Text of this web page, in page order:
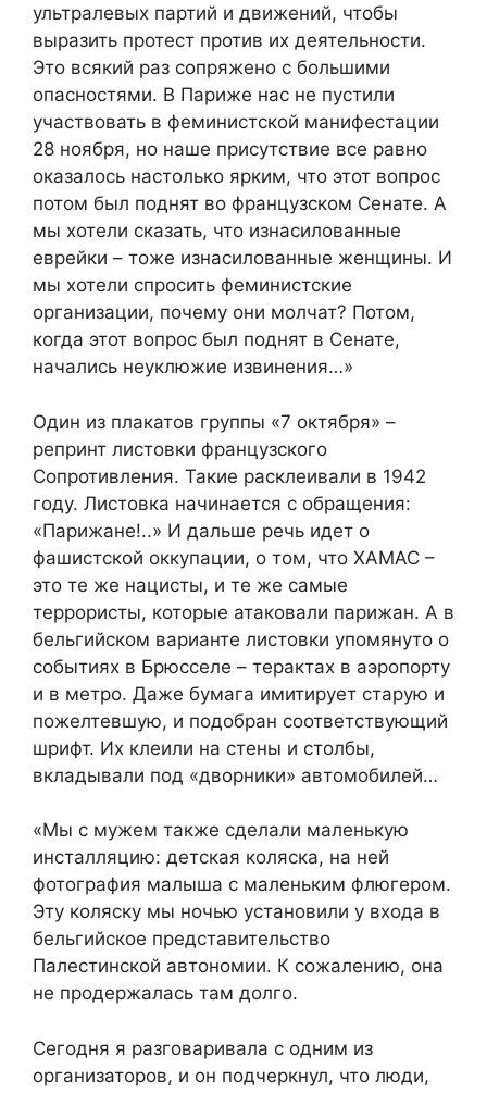
ультралевых партий и движений, чтобы
выразить протест против их деятельности.
Это всякий раз сопряжено с большими
опасностями. В Париже нас не пустили
участвовать в феминистской манифестации
28 ноября, но наше присутствие все равно
оказалось настолько ярким, что этот вопрос
потом был поднят во французском Сенате. А
мы хотели сказать, что изнасилованные
еврейки – тоже изнасилованные женщины. И
мы хотели спросить феминистские
организации, почему они молчат? Потом,
когда этот вопрос был поднят в Сенате,
начались неуклюжие извинения…»
Один из плакатов группы «7 октября» –
репринт листовки французского
Сопротивления. Такие расклеивали в 1942
году. Листовка начинается с обращения:
«Парижане!..» И дальше речь идет о
фашистской оккупации, о том, что ХАМАС –
это те же нацисты, и те же самые
террористы, которые атаковали парижан. А в
бельгийском варианте листовки упомянуто о
событиях в Брюсселе – терактах в аэропорту
и в метро. Даже бумага имитирует старую и
пожелтевшую, и подобран соответствующий
шрифт. Их клеили на стены и столбы,
вкладывали под «дворники» автомобилей…
«Мы с мужем также сделали маленькую
инсталляцию: детская коляска, на ней
фотография малыша с маленьким флюгером.
Эту коляску мы ночью установили у входа в
бельгийское представительство
Палестинской автономии. К сожалению, она
не продержалась там долго.
Сегодня я разговаривала с одним из
организаторов, и он подчеркнул, что люди,